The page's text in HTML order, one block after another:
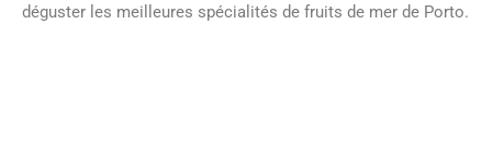
déguster les meilleures spécialités de fruits de mer de Porto.